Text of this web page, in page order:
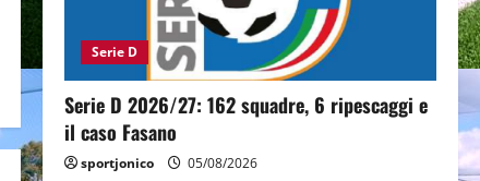
Serie D
Serie D 2026/27: 162 squadre, 6 ripescaggi e
il caso Fasano
sportjonico 05/08/2026